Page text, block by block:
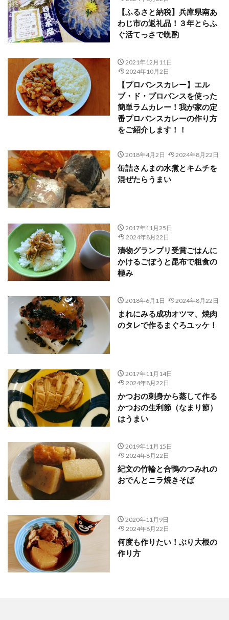
【ふるさと納税】兵庫県南あ
わじ市の返礼品！３年とらふ
ぐ活てっさで晩酌
2021年12月11日
2024年10月2日
【プロバンスカレー】エル
ブ・ド・プロバンスを使った
簡単ラムカレー！我が家の定
番プロバンスカレーの作り方
をご紹介します！！
2018年4月2日 2024年8月22日
缶詰さんまの水煮とキムチを
混ぜたらうまい
2017年11月25日
2024年8月22日
漬物グランプリ受賞ごはんに
かけるごぼうと昆布で粗食の
極み
2018年6月1日 2024年8月22日
まれにみる成功オツマ、焼肉
のタレで作るまぐろユッケ！
2017年11月14日
2024年8月22日
かつおの刺身から蒸して作る
かつおの生利節（なまり節）
はうまい
2019年11月15日
2024年8月22日
紀文の竹輪と合鴨のつみれの
おでんとニラ焼きそば
2020年11月9日
2024年8月22日
何度も作りたい！ぶり大根の
作り方